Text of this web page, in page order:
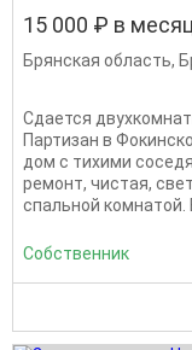
15 000 ₽ в
Брянская область,
Сдается
Партизан в
дом с тихими
ремонт, чистая,
спальной комнатой.
Собственник